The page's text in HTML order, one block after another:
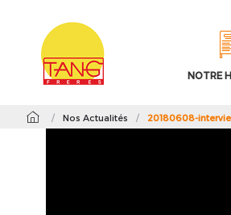
NOTRE
/ Nos Actualités / 20180608-